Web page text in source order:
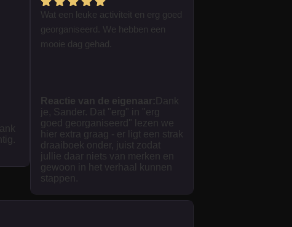
Wat een leuke activiteit en erg goed
georganiseerd. We hebben een
mooie dag gehad.
Reactie van de eigenaar: Dank
je, Sander. Dat "erg" in "erg
goed georganiseerd" lezen we
hier extra graag - er ligt een strak
draaiboek onder, juist zodat
jullie daar niets van merken en
gewoon in het verhaal kunnen
stappen.